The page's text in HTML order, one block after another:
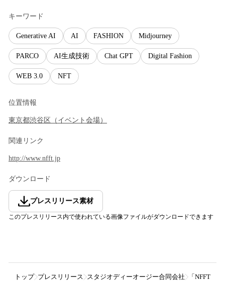
キーワード
Generative AI AI FASHION Midjourney
PARCO AI生成技術 Chat GPT Digital Fashion
WEB 3.0 NFT
位置情報
東京都渋谷区 （ イベント会場）
関連リンク
http://www.nfft.jp
ダウンロード
プレスリリース素材
このプレスリリース内で使われている画像ファイルがダウンロードできます
トップ プレスリリース スタジオディーオージー合同会社 「